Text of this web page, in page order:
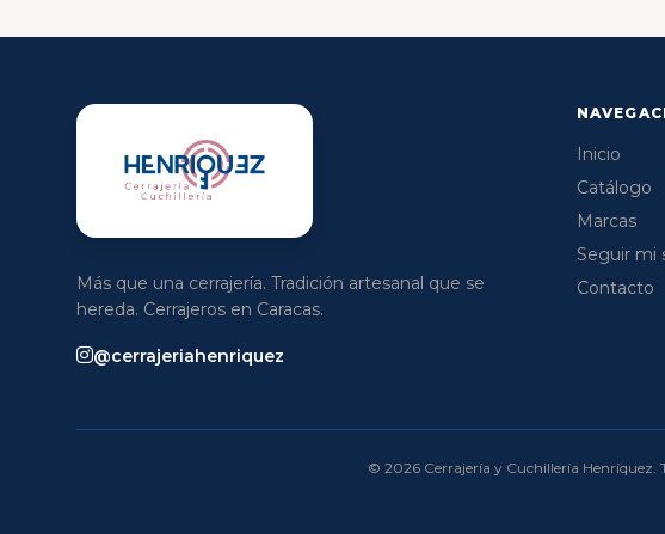
Más que una cerrajería. Tradición artesanal que se
hereda. Cerrajeros en Caracas.
@cerrajeriahenriquez
Inicio
Catálogo
Marcas
Seguir mi
Contacto
© 2026 Cerrajería y Cuchillería Henríquez.